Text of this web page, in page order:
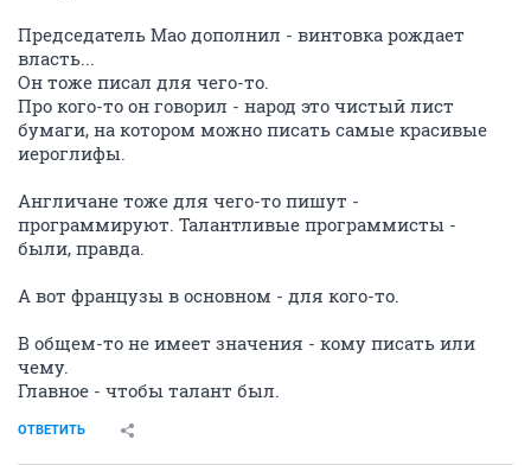
Председатель Мао дополнил - винтовка рождает
власть...
Он тоже писал для чего-то.
Про кого-то он говорил - народ это чистый лист
бумаги, на котором можно писать самые красивые
иероглифы.
Англичане тоже для чего-то пишут -
программируют. Талантливые программисты -
были, правда.
А вот французы в основном - для кого-то.
В общем-то не имеет значения - кому писать или
чему.
Главное - чтобы талант был.
ОТВЕТИТЬ